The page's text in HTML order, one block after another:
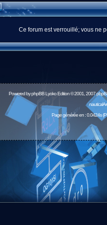
Ce forum est verrouillé; vous ne
Powered byphpBBLyoko Edition © 2001, 2007
Page générée en : 0.0424s